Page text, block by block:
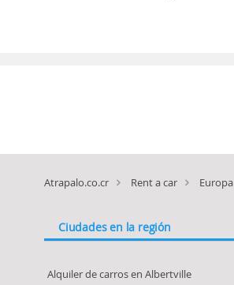
Atrapalo.co.cr Rent a car Europa
Ciudades en la región
Alquiler de carros en Albertville